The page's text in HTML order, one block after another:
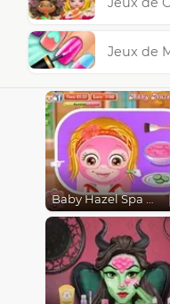
Jeux de
Baby Hazel Spa Makeover